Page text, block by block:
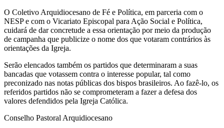
O Coletivo Arquidiocesano de Fé e Política, em parceria com o
NESP e com o Vicariato Episcopal para Ação Social e Política,
cuidará de dar concretude a essa orientação por meio da produção
de campanha que publicize o nome dos que votaram contrários às
orientações da Igreja.
Serão elencados também os partidos que determinaram a suas
bancadas que votassem contra o interesse popular, tal como
preconizado nas notas públicas dos bispos brasileiros. Ao fazê-lo, os
referidos partidos não se comprometeram a fazer a defesa dos
valores defendidos pela Igreja Católica.
Conselho Pastoral Arquidiocesano